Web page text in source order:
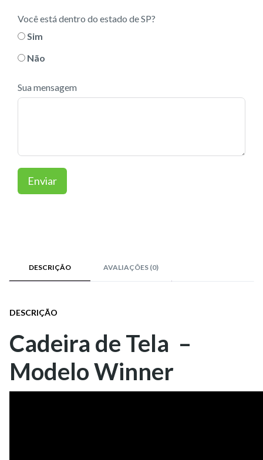
Você está dentro do estado de SP?
Sim
Não
Sua mensagem
Enviar
DESCRIÇÃO AVALIAÇÕES (0)
DESCRIÇÃO
Cadeira de Tela –
Modelo Winner